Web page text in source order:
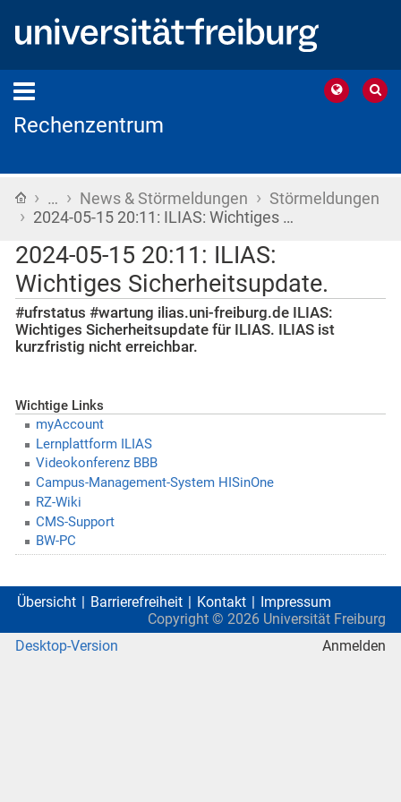
Rechenzentrum
Startseite
› … › News & Störmeldungen › Störmeldungen
› 2024-05-15 20:11: ILIAS: Wichtiges …
2024-05-15 20:11: ILIAS:
Wichtiges Sicherheitsupdate.
#ufrstatus #wartung ilias.uni-freiburg.de ILIAS:
Wichtiges Sicherheitsupdate für ILIAS. ILIAS ist
kurzfristig nicht erreichbar.
Wichtige Links
myAccount
Lernplattform ILIAS
Videokonferenz BBB
Campus-Management-System HISinOne
RZ-Wiki
CMS-Support
BW-PC
Übersicht Barrierefreiheit Kontakt
Impressum
Copyright © 2026 Universität Freiburg
Desktop-Version
Anmelden